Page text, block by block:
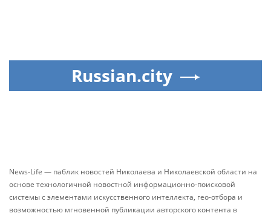
Russian.city
News-Life — паблик новостей Николаева и Николаевской области на
основе технологичной новостной информационно-поисковой
системы с элементами искусственного интеллекта, гео-отбора и
возможностью мгновенной публикации авторского контента в